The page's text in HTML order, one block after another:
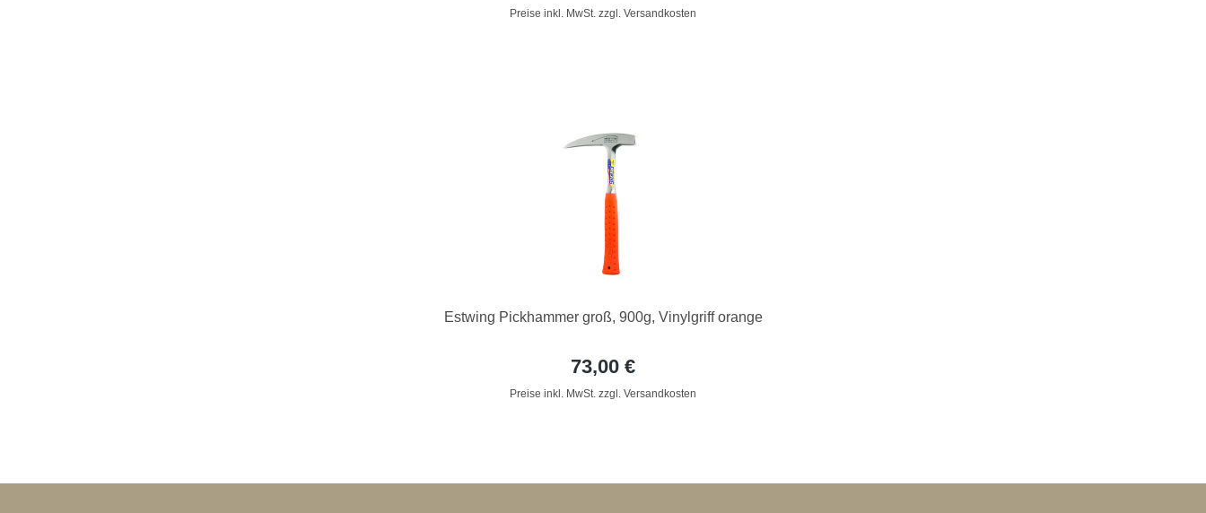
Preise inkl. MwSt. zzgl. Versandkosten
Estwing Pickhammer groß, 900g, Vinylgriff orange
73,00 €
Preise inkl. MwSt. zzgl. Versandkosten